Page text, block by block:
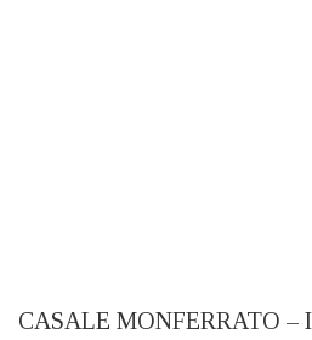
CASALE MONFERRATO –